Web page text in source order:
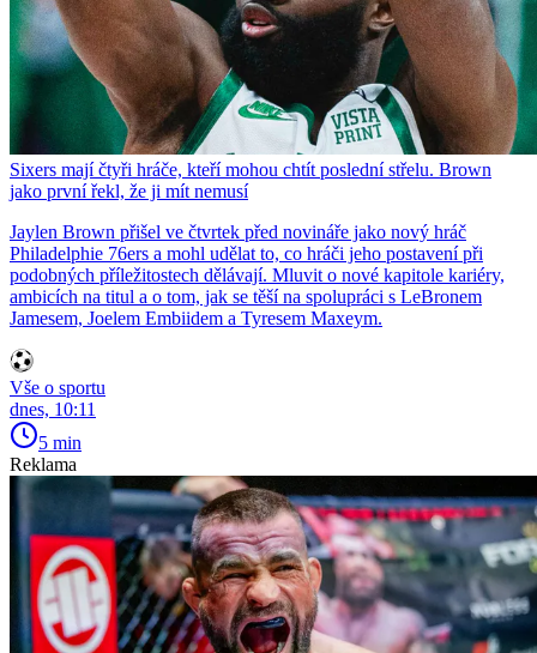
Sixers mají čtyři hráče, kteří mohou chtít poslední střelu. Brown
jako první řekl, že ji mít nemusí
Jaylen Brown přišel ve čtvrtek před novináře jako nový hráč
Philadelphie 76ers a mohl udělat to, co hráči jeho postavení při
podobných příležitostech dělávají. Mluvit o nové kapitole kariéry,
ambicích na titul a o tom, jak se těší na spolupráci s LeBronem
Jamesem, Joelem Embiidem a Tyresem Maxeym.
Vše o sportu
dnes, 10:11
5 min
Reklama